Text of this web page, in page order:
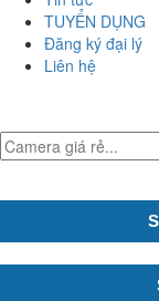
TUYỂN DỤNG
Đăng ký đại lý
Liên hệ